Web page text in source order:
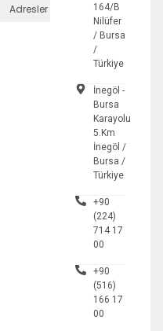
Adresler
164/B
Nilüfer
/ Bursa
/
Türkiye
İnegöl -
Bursa
Karayolu
5.Km
İnegöl /
Bursa /
Türkiye
+90
(224)
714 17
00
+90
(516)
166 17
00